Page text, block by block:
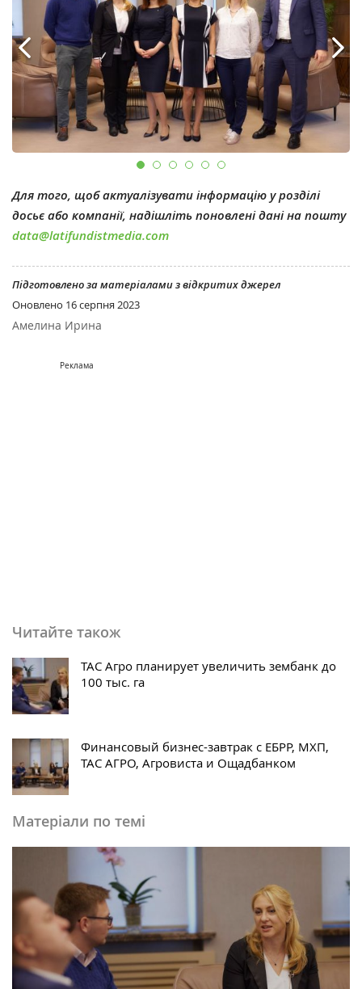
Для того, щоб актуалізувати інформацію у розділі
досьє або компанії, надішліть поновлені дані на пошту
data@latifundistmedia.com
Підготовлено за матеріалами з відкритих джерел
Оновлено 16 серпня 2023
Амелина Ирина
Реклама
Читайте також
ТАС Агро планирует увеличить зембанк до
100 тыс. га
Финансовый бизнес-завтрак с EБРР, МХП,
ТАС АГРО, Агровиста и Ощадбанком
Матеріали по темі